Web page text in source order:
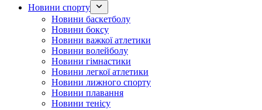
Новини спорту
Новини баскетболу
Новини боксу
Новини важкої атлетики
Новини волейболу
Новини гімнастики
Новини легкої атлетики
Новини лижного спорту
Новини плавання
Новини тенісу